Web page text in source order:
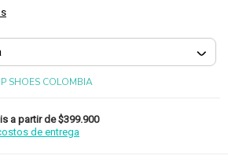
SHOES COLOMBIA
a partir de $399.900
de entrega